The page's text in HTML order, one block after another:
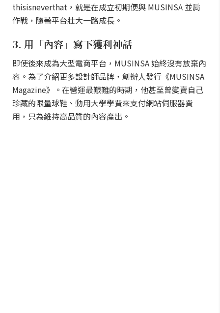
thisisneverthat，就是在成立初期便與 MUSINSA 並肩
作戰，隨著平台壯大一路成長。
3. 用「內容」寫下獲利神話
即使後來成為大型電商平台，MUSINSA 始終沒有放棄內
容。為了介紹更多設計師品牌，創辦人發行《MUSINSA
Magazine》。在營運最艱難的時期，他甚至曾變賣自己
珍藏的限量球鞋、動用大學學費來支付網站伺服器費
用，只為維持高品質的內容產出。